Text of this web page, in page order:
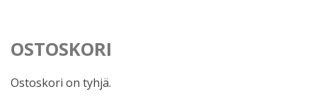
OSTOSKORI
Ostoskori on tyhjä.